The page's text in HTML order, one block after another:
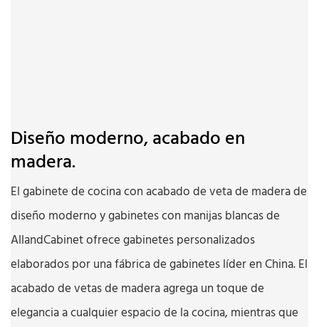
Diseño moderno, acabado en
madera.
El gabinete de cocina con acabado de veta de madera de
diseño moderno y gabinetes con manijas blancas de
AllandCabinet ofrece gabinetes personalizados
elaborados por una fábrica de gabinetes líder en China. El
acabado de vetas de madera agrega un toque de
elegancia a cualquier espacio de la cocina, mientras que